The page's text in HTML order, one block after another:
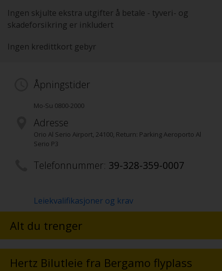
Ingen skjulte ekstra utgifter å betale - tyveri- og
skadeforsikring er inkludert
Ingen kredittkort gebyr
Åpningstider
Mo-Su 0800-2000
Adresse
Orio Al Serio Airport, 24100, Return: Parking Aeroporto Al
Serio P3
Telefonnummer: 39-328-359-0007
Leiekvalifikasjoner og krav
Alt du trenger
Hertz Bilutleie fra Bergamo flyplass